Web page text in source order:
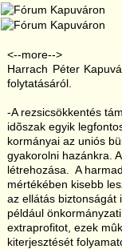
<--more-->
Harrach Péter
folytatásáról.
-A rezsicsökkentés
idõszak egyik
kormányai az uniós
gyakorolni hazánkra.
létrehozása. A
mértékében kisebb
az ellátás biztonságát
például
extraprofitot, ezek
kiterjesztését